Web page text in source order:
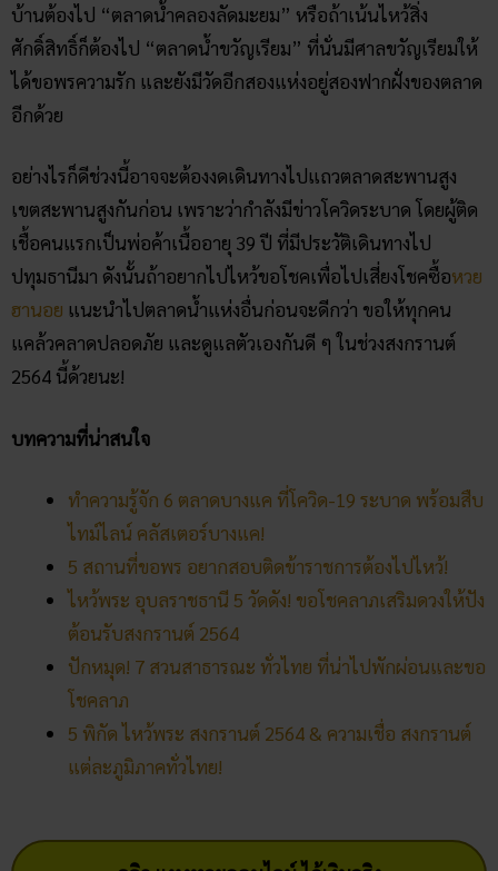
บ้านต้องไป “ตลาดน้ำคลองลัดมะยม” หรือถ้าเน้นไหว้สิ่ง
ศักดิ์สิทธิ์ก็ต้องไป “ตลาดน้ำขวัญเรียม” ที่นั่นมีศาลขวัญเรียมให้
ได้ขอพรความรัก และยังมีวัดอีกสองแห่งอยู่สองฟากฝั่งของตลาด
อีกด้วย
อย่างไรก็ดีช่วงนี้อาจจะต้องงดเดินทางไปแถวตลาดสะพานสูง
เขตสะพานสูงกันก่อน เพราะว่ากำลังมีข่าวโควิดระบาด โดยผู้ติด
เชื้อคนแรกเป็นพ่อค้าเนื้ออายุ 39 ปี ที่มีประวัติเดินทางไป
ปทุมธานีมา ดังนั้นถ้าอยากไปไหว้ขอโชคเพื่อไปเสี่ยงโชคซื้อหวย
ฮานอย แนะนำไปตลาดน้ำแห่งอื่นก่อนจะดีกว่า ขอให้ทุกคน
แคล้วคลาดปลอดภัย และดูแลตัวเองกันดี ๆ ในช่วงสงกรานต์
2564 นี้ด้วยนะ!
บทความที่น่าสนใจ
ทำความรู้จัก 6 ตลาดบางแค ที่โควิด-19 ระบาด พร้อมสืบ
ไทม์ไลน์ คลัสเตอร์บางแค!
5 สถานที่ขอพร อยากสอบติดข้าราชการต้องไปไหว้!
ไหว้พระ อุบลราชธานี 5 วัดดัง! ขอโชคลาภเสริมดวงให้ปัง
ต้อนรับสงกรานต์ 2564
ปักหมุด! 7 สวนสาธารณะ ทั่วไทย ที่น่าไปพักผ่อนและขอ
โชคลาภ
5 พิกัด ไหว้พระ สงกรานต์ 2564 & ความเชื่อ สงกรานต์
แต่ละภูมิภาคทั่วไทย!